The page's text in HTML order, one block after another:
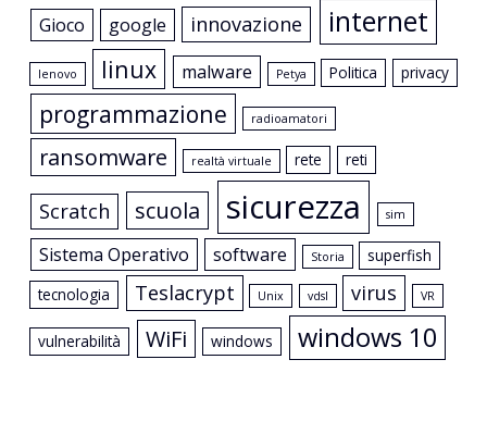
Gioco google innovazione internet
lenovo linux malware Petya Politica privacy
programmazione radioamatori
ransomware realtà virtuale rete reti
Scratch scuola sicurezza sim
Sistema Operativo software Storia
superfish
tecnologia
Teslacrypt Unix vdsl virus VR
vulnerabilità WiFi windows windows 10